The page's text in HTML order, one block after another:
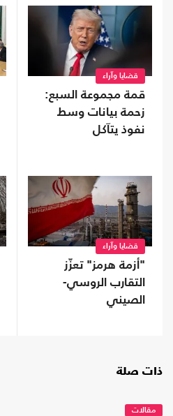
قضايا وآراء
قمة مجموعة السبع:
زحمة بيانات وسط
نفوذ يتآكل
قضايا وآراء
"أزمة هرمز" تعزّز
التقارب الروسي-
الصيني
ذات صلة
مقالات